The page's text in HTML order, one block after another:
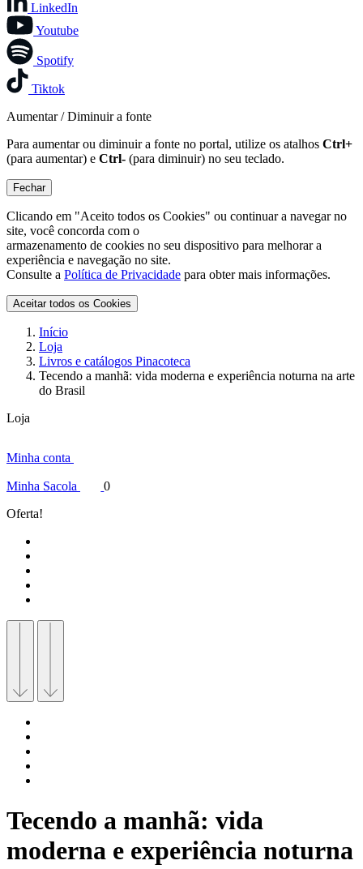
LinkedIn
Youtube
Spotify
Tiktok
Aumentar / Diminuir a fonte
Para aumentar ou diminuir a fonte no portal, utilize os atalhos Ctrl+
(para aumentar) e Ctrl- (para diminuir) no seu teclado.
Fechar
Clicando em "Aceito todos os Cookies" ou continuar a navegar no
site, você concorda com o
armazenamento de cookies no seu dispositivo para melhorar a
experiência e navegação no site.
Consulte a Política de Privacidade para obter mais informações.
Aceitar todos os Cookies
Início
Loja
Livros e catálogos Pinacoteca
Tecendo a manhã: vida moderna e experiência noturna na arte
do Brasil
Loja
Minha conta
Minha Sacola
0
Oferta!
Tecendo a manhã: vida
moderna e experiência noturna